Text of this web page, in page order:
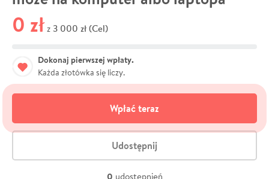
0 zł z 3 000 zł (Cel)
Dokonaj pierwszej wpłaty.
Każda złotówka się liczy.
Wpłać teraz
Udostępnij
0 udostępnień